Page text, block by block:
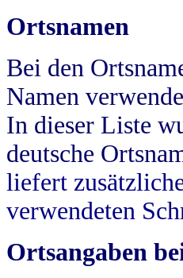
Ortsnamen
Bei den
Namen
In dieser Liste
deutsche
liefert
verwendeten
Ortsangaben